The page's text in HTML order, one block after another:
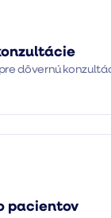
dôvernú
pacientov